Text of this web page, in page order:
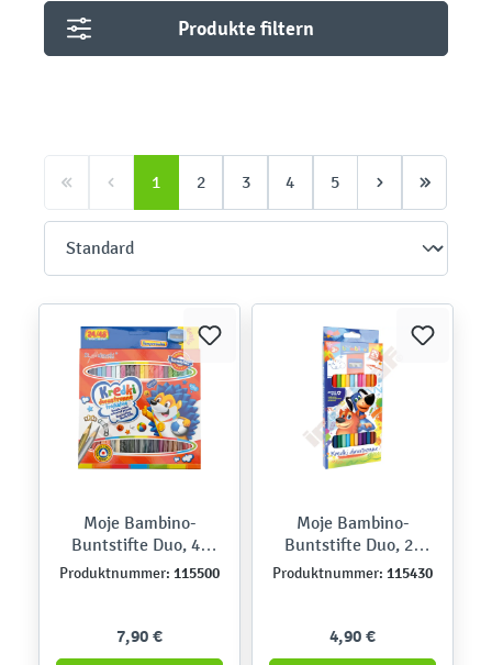
Produkte filtern
1 2 3 4 5
Moje Bambino-
Buntstifte Duo, 48
Farben
Produktnummer: 115500
7,90 €
Moje Bambino-
Buntstifte Duo, 24
Farben
Produktnummer: 115430
4,90 €